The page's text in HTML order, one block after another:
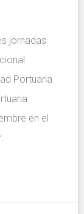
jornadas
Portuaria
en el